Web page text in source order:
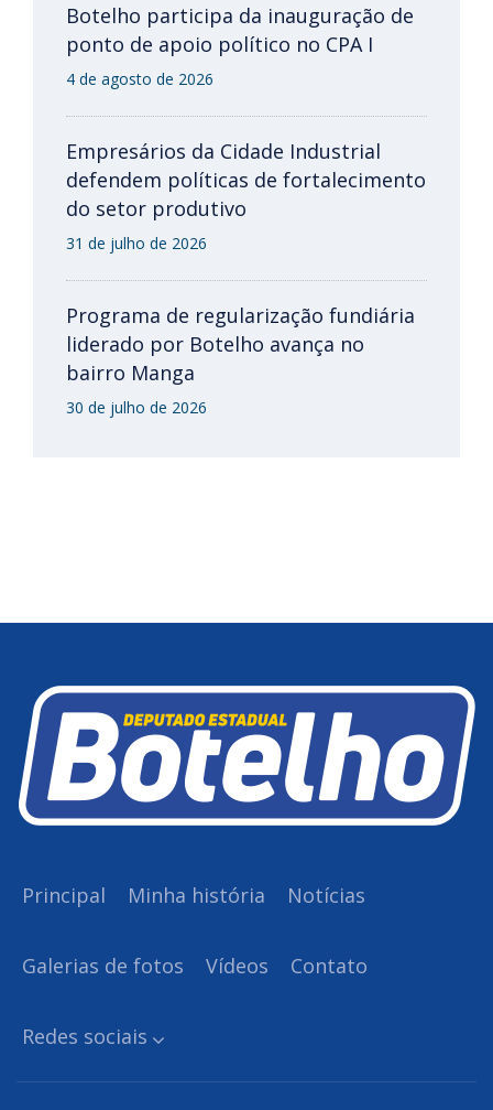
Botelho participa da inauguração de
ponto de apoio político no CPA I
4 de agosto de 2026
Empresários da Cidade Industrial
defendem políticas de fortalecimento
do setor produtivo
31 de julho de 2026
Programa de regularização fundiária
liderado por Botelho avança no
bairro Manga
30 de julho de 2026
Principal Minha história Notícias
Galerias de fotos Vídeos Contato
Redes sociais